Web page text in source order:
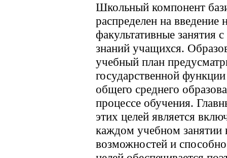
Школьный компонент
распределен на
факультативные занятия
знаний учащихся.
учебный план
государственной
общего среднегo
процессе обучения.
этих целей является
каждом учебном занятии
возможностей и